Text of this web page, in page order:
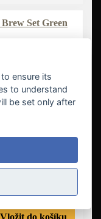
Set Green
Vložit do košíku
ensure its
to understand
be set only after